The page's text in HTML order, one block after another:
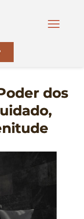
dos